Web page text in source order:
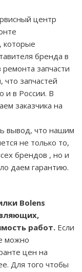
центр
которые
бренда в
запчасти
запчастей
и в России. В
заказчика на
вывод, что нашим
не только то,
брендов , но и
даем гарантию.
Bolens
работ. Если
можно
цен на
Для того чтобы